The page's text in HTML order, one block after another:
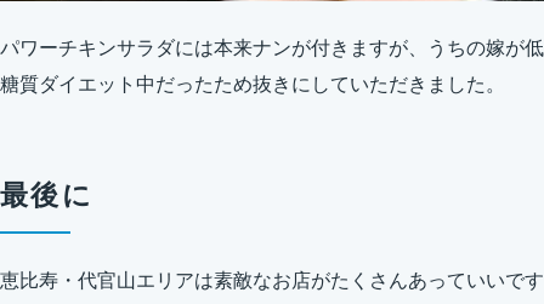
パワーチキンサラダには本来ナンが付きますが、うちの嫁が低
糖質ダイエット中だったため抜きにしていただきました。
最後に
恵比寿・代官山エリアは素敵なお店がたくさんあっていいです